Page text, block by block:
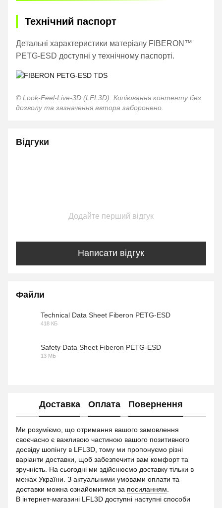
Технічний паспорт
Детальні характеристики матеріалу FIBERON™
PETG-ESD доступні у технічному паспорті.
© Look-Feel-Live-3D (LFL3D). Копіювання контенту без
дозволу та зазначення автора заборонено.
Відгуки
Додайте перший відгук
Написати відгук
Файли
Technical Data Sheet Fiberon PETG-ESD
418 КБ
Safety Data Sheet Fiberon PETG-ESD
13 МБ
Доставка Оплата Повернення
Ми розуміємо, що отримання вашого замовлення
своєчасно є важливою частиною вашого позитивного
досвіду шопінгу в LFL3D, тому ми пропонуємо різні
варіанти доставки, щоб забезпечити вам комфорт та
зручність. На сьогодні ми здійснюємо доставку тільки в
межах України. З актуальними умовами оплати та
доставки можна ознайомитися за посиланням
В інтернет-магазині LFL3D доступні наступні способи